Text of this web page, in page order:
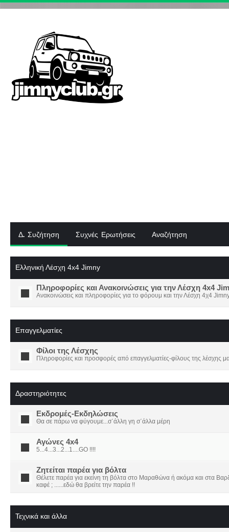
Δ. Συζήτηση Συχνές Ερωτήσεις Αναζήτηση
Ελληνική Λέσχη 4x4 Jimny
Πληροφορίες και Ανακοινώσεις για την Λέσχη 4x4
Ανακοινώσεις και πληροφορίες για το φόρουμ και την Λέσχη 4χ4
Επαγγελματίες
Φίλοι της Λέσχης
Πληροφορίες και προσφορές από επαγγελματίες-φίλους της λέσχης
Δραστηριότητες
Εκδρομές-Εκδηλώσεις
Θα σε πάρω να φύγουμε...σ΄άλλη γη σ΄άλλα μέρη
Αγώνες 4x4
5...4...3...2...1....GO !!!!
Ζητείται παρέα για βόλτα
Θέλετε παρέα για εκείνη τη βόλτα στο Μαραθώνα ή ακόμα και στα
καφέ ; ......εδώ θα βρείτε την παρέα !!
Τεχνικά και άλλα